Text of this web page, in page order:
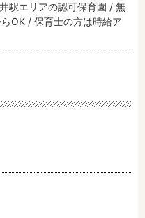
エリアの認可保育園 / 無
OK / 保育士の方は時給ア